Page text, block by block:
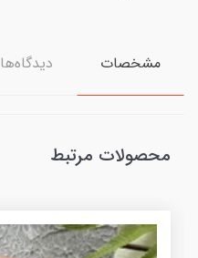
مشخصات دیدگاه‌ها
محصولات مرتبط